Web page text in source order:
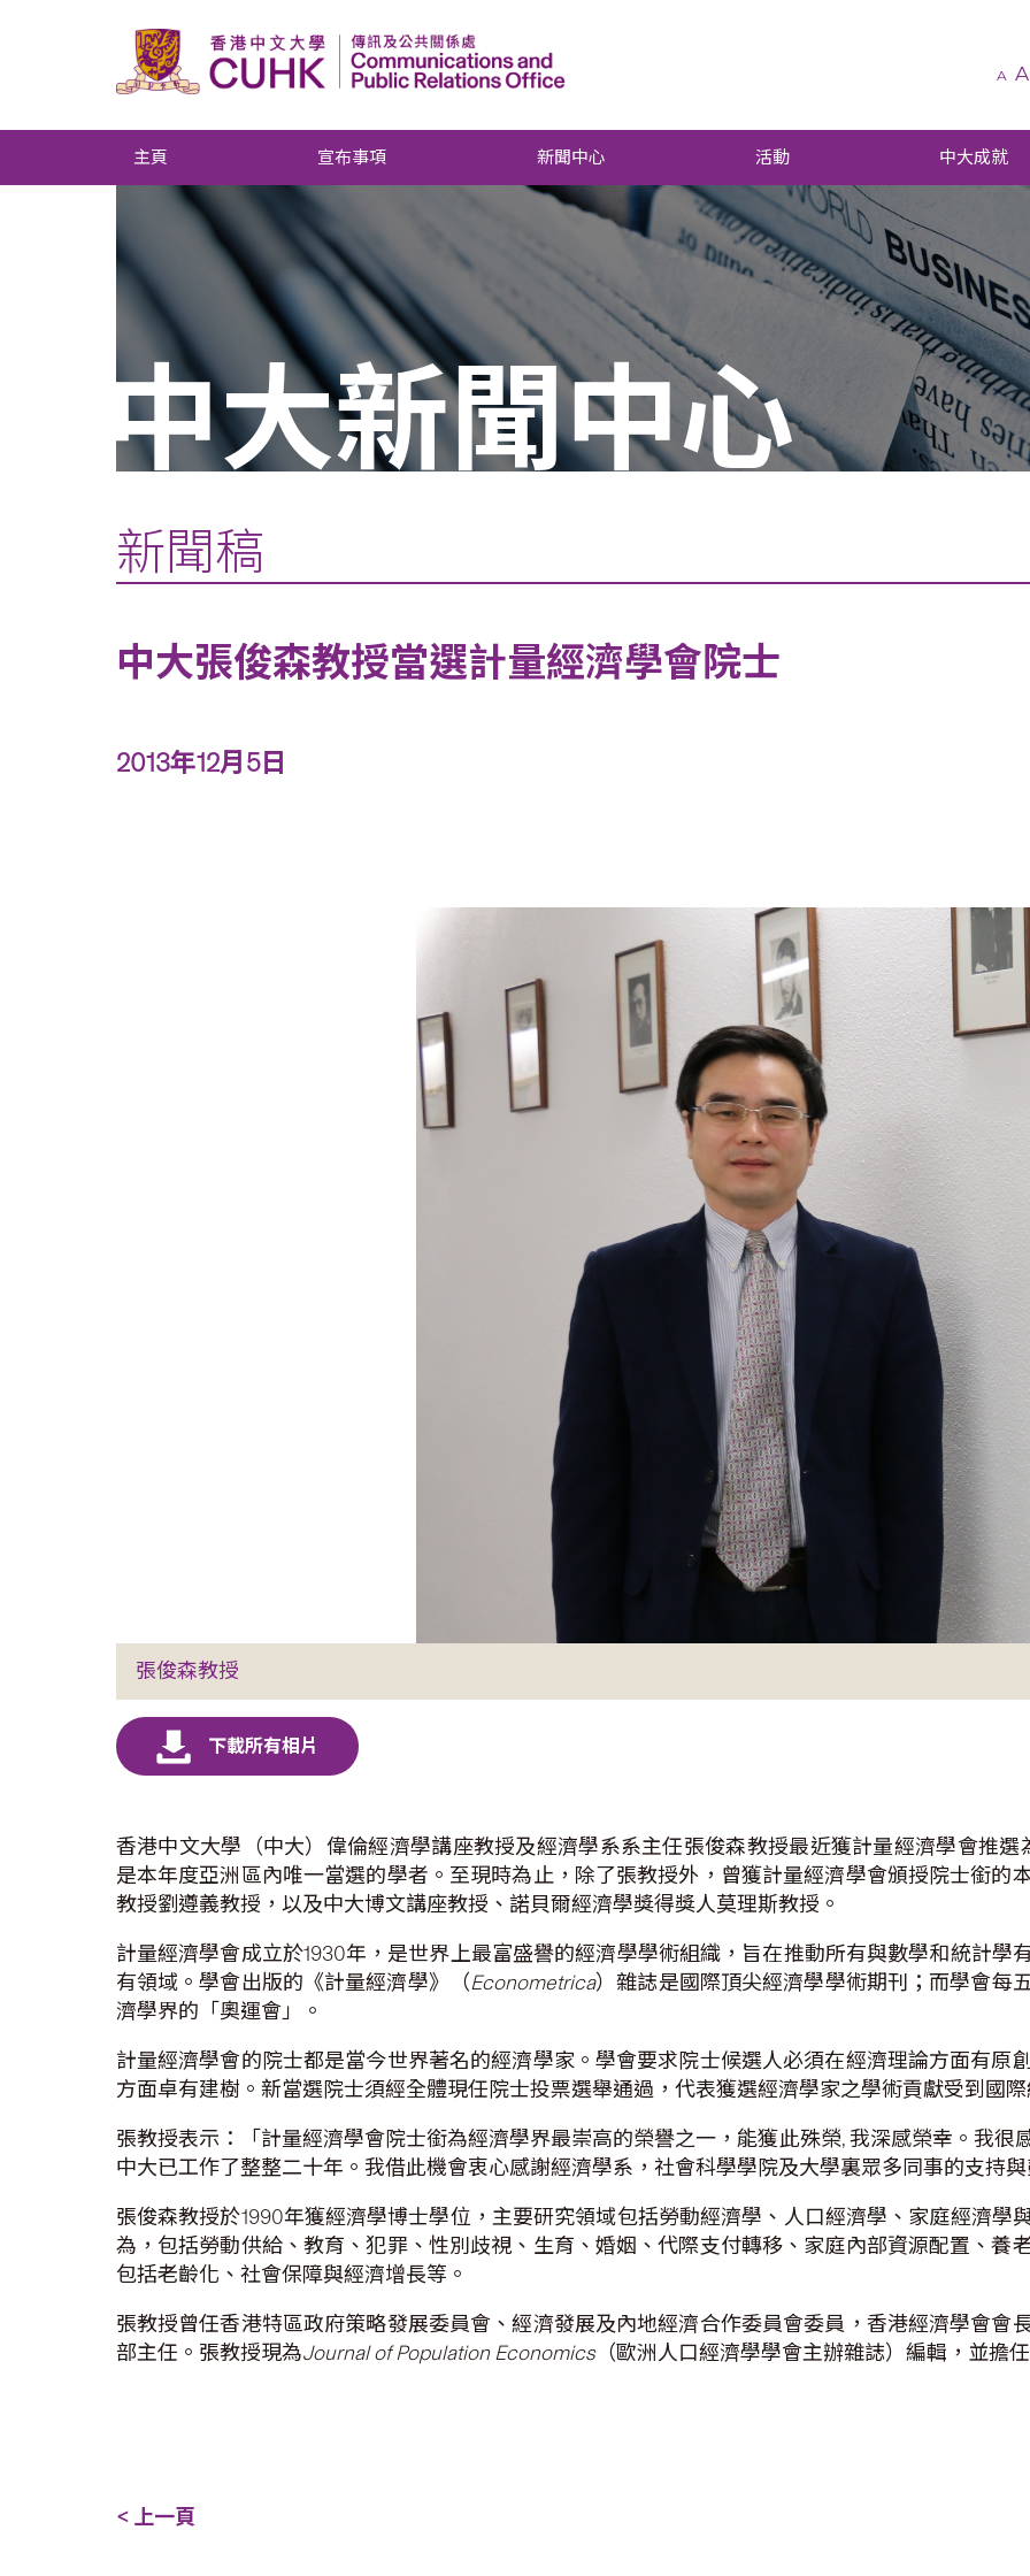
A A
主頁 宣布事項 新聞中心 活動 中大成就
中大新聞中心
新聞稿
中大張俊森教授當選計量經濟學會院士
2013年12月5日
張俊森教授
香港中文大學（中大）偉倫經濟學講座教授及經濟學系系主任張俊森教授最近獲計量經濟學會推選
是本年度亞洲區內唯一當選的學者。至現時為止，除了張教授外，曾獲計量經濟學會頒授院士銜的
教授劉遵義教授，以及中大博文講座教授、諾貝爾經濟學獎得獎人莫理斯教授。
計量經濟學會成立於1930年，是世界上最富盛譽的經濟學學術組織，旨在推動所有與數學和統計學
有領域。學會出版的《計量經濟學》（Econometrica）雜誌是國際頂尖經濟學學術期刊；而學會每
濟學界的「奧運會」。
計量經濟學會的院士都是當今世界著名的經濟學家。學會要求院士候選人必須在經濟理論方面有原
方面卓有建樹。新當選院士須經全體現任院士投票選舉通過，代表獲選經濟學家之學術貢獻受到國
張教授表示：「計量經濟學會院士銜為經濟學界最崇高的榮譽之一，能獲此殊榮, 我深感榮幸。我
中大已工作了整整二十年。我借此機會衷心感謝經濟學系，社會科學學院及大學裏眾多同事的支持
張俊森教授於1990年獲經濟學博士學位，主要研究領域包括勞動經濟學、人口經濟學、家庭經濟學
為，包括勞動供給、教育、犯罪、性別歧視、生育、婚姻、代際支付轉移、家庭內部資源配置、養
包括老齡化、社會保障與經濟增長等。
張教授曾任香港特區政府策略發展委員會、經濟發展及內地經濟合作委員會委員，香港經濟學會會
部主任。張教授現為Journal of Population Economics（歐洲人口經濟學學會主辦雜誌）編輯，並擔
< 上一頁